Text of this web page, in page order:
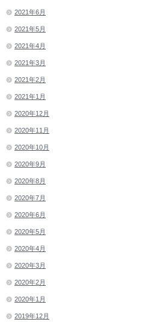
2021年6月
2021年5月
2021年4月
2021年3月
2021年2月
2021年1月
2020年12月
2020年11月
2020年10月
2020年9月
2020年8月
2020年7月
2020年6月
2020年5月
2020年4月
2020年3月
2020年2月
2020年1月
2019年12月